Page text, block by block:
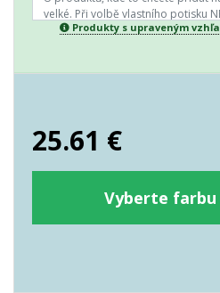
Produkty s upraveným
25.61 €
Vyberte